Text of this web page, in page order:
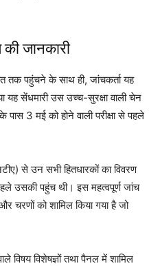
जानकारी
तक पहुंचने के साथ ही, जांचकर्ता यह
यह सेंधमारी उस उच्च-सुरक्षा वाली चेन
3 मई को होने वाली परीक्षा से पहले
से उन सभी हितधारकों का विवरण
उसकी पहुंच थी। इस महत्वपूर्ण जांच
चरणों को शामिल किया गया है जो
विषय विशेषज्ञों तथा पैनल में शामिल